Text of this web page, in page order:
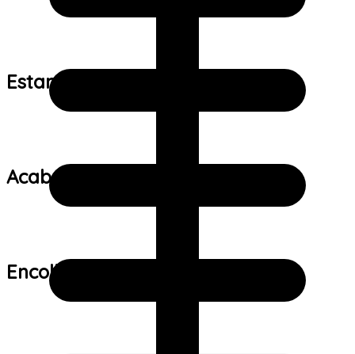
Estampa:
Acabamento:
Encolhimento: